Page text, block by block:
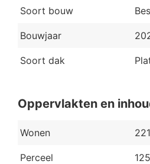
Soort bouw
Bouwjaar
Soort dak
Oppervlakten en
Wonen
Perceel